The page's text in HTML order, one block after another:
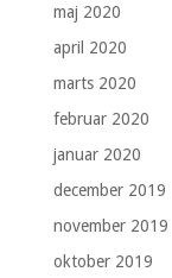
maj 2020
april 2020
marts 2020
februar 2020
januar 2020
december 2019
november 2019
oktober 2019